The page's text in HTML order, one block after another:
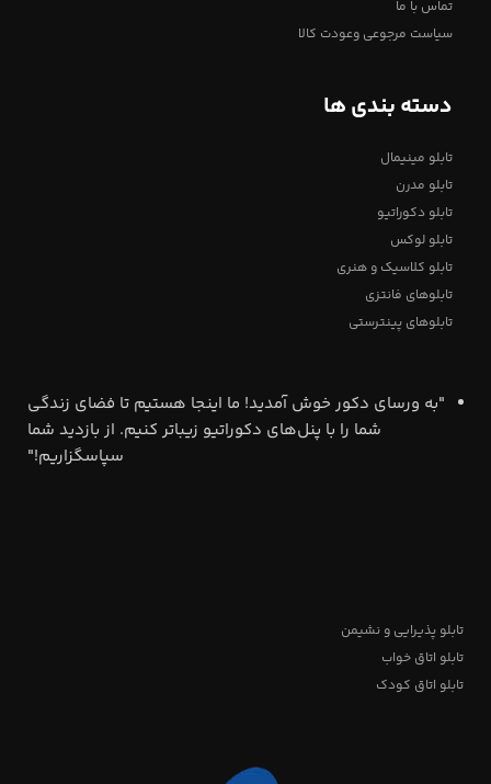
تماس با ما
سیاست مرجوعی وعودت کالا
دسته بندی ها
تابلو مینیمال
تابلو مدرن
تابلو دکوراتیو
تابلو لوکس
تابلو کلاسیک و هنری
تابلوهای فانتزی
تابلوهای پینترستی
"به ورسای دکور خوش آمدید! ما اینجا هستیم تا فضای زندگی
شما را با پنل‌های دکوراتیو زیباتر کنیم. از بازدید شما
سپاسگزاریم!"
تابلو پذیرایی و نشیمن
تابلو اتاق خواب
تابلو اتاق کودک